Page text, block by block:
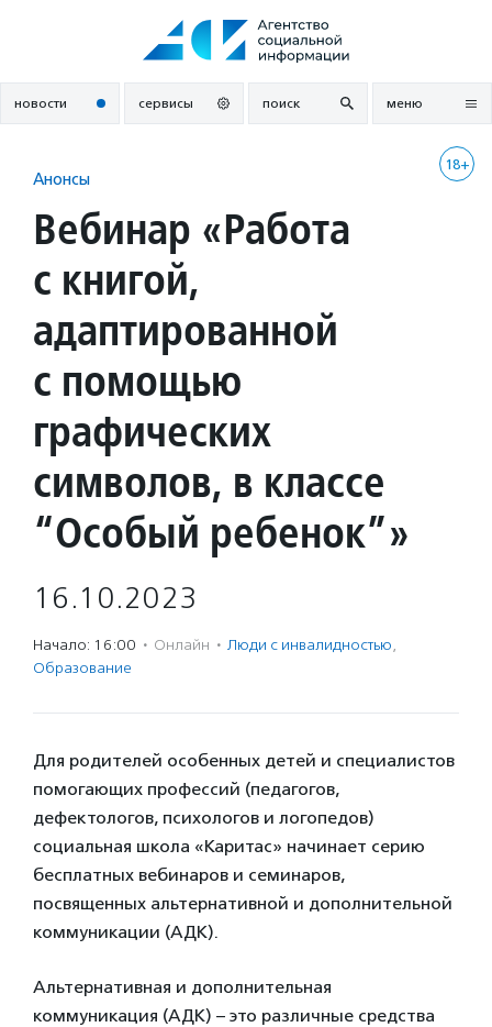
новости сервисы поиск меню
18+
Анонсы
Вебинар «Работа
с книгой,
адаптированной
с помощью
графических
символов, в классе
“Особый ребенок”»
16.10.2023
Начало: 16:00 · Онлайн · Люди с инвалидностью,
Образование
Для родителей особенных детей и специалистов
помогающих профессий (педагогов,
дефектологов, психологов и логопедов)
социальная школа «Каритас» начинает серию
бесплатных вебинаров и семинаров,
посвященных альтернативной и дополнительной
коммуникации (АДК).
Альтернативная и дополнительная
коммуникация (АДК) – это различные средства